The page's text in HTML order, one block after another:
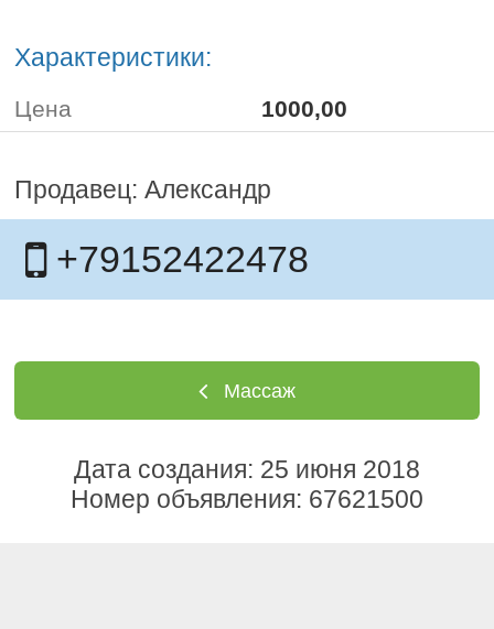
Характеристики:
Цена 1000,00
Продавец: Александр
+79152422478
Массаж
Дата создания: 25 июня 2018
Номер объявления: 67621500